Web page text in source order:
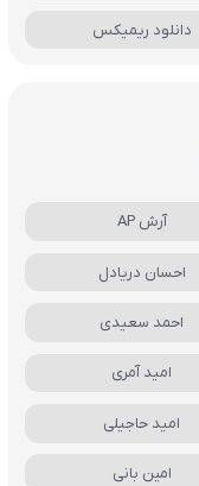
دانلود ریمیکس
آرش AP
احسان دریادل
احمد سعیدی
امید آمری
امید حاجیلی
امین بانی